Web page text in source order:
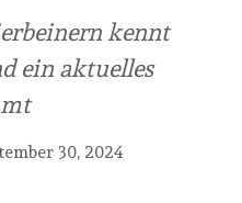
kennt
ein aktuelles
30, 2024